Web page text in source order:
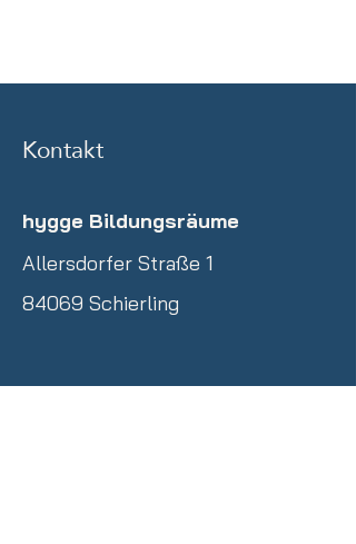
Kontakt
hygge Bildungsräume
Allersdorfer Straße 1
84069 Schierling